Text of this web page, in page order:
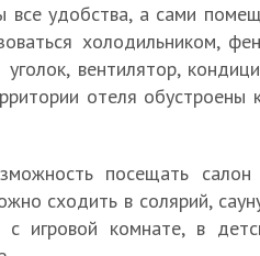
все удобства, а сами
холодильником,
вентилятор,
отеля обустроены
посещать салон
сходить в солярий,
с игровой комнате, в